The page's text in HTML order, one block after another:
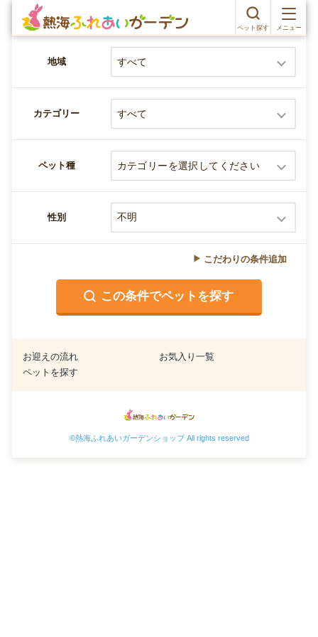
ペット探す メニュー
地域
カテゴリー
ペット種
性別
こだわりの条件追加
この条件でペットを探す
お迎えの流れ
ペットを探す
お気入り一覧
©熱海ふれあいガーデンショップ All rights reserved